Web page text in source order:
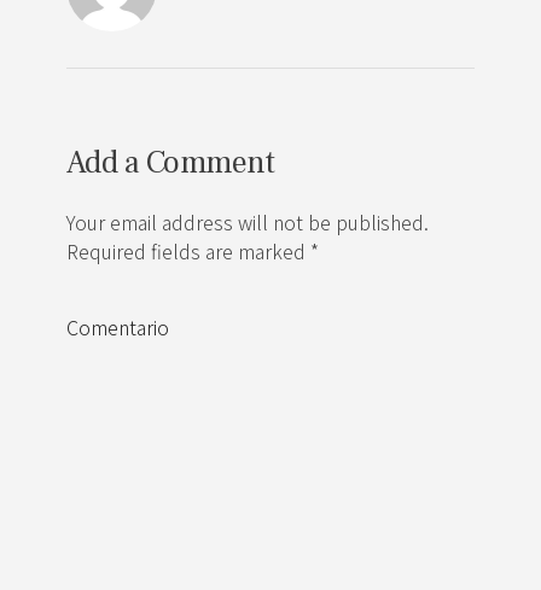
Add a Comment
Your email address will not be published.
Required fields are marked *
Comentario